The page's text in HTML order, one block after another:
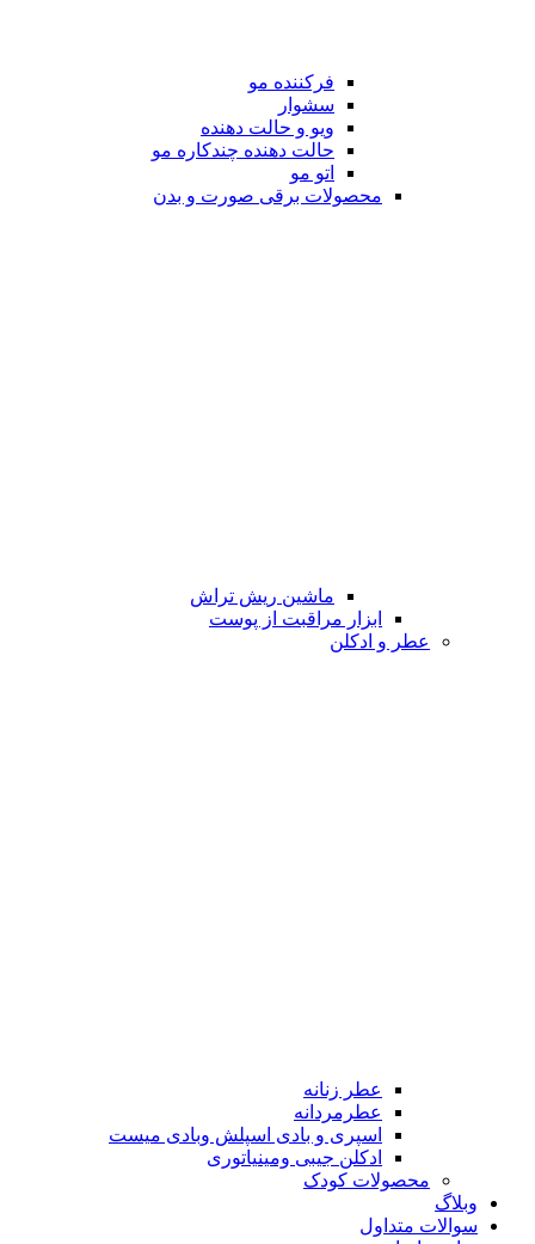
فرکننده مو
سشوار
ویو و حالت دهنده
حالت دهنده چندکاره مو
اتو مو
محصولات برقی صورت و بدن
ماشین ریش تراش
ابزار مراقبت از پوست
عطر و ادکلن
عطر زنانه
عطرمردانه
اسپری و بادی اسپلش وبادی میست
ادکلن جیبی ومینیاتوری
محصولات کودک
وبلاگ
سوالات متداول